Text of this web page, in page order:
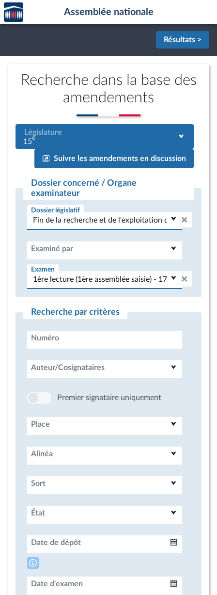
Aller au contenu
Aller en bas de la page
Accèder
à la
page
Assemblée nationale
Résultats >
Recherche dans la base des
amendements
Législature
15e
Suivre les amendements en discussion
Dossier concerné / Organe
examinateur
Dossier législatif
Examiné par
Examen
Recherche par critères
Numéro
Auteur/Cosignataires
Premier signataire uniquement
Place
Alinéa
Sort
État
Date de dépôt
Date d'examen